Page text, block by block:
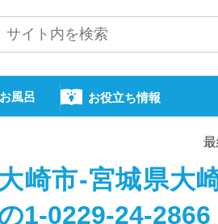
お風呂 お役立ち情報
崎市-宮城県大
1-0229-24-2866